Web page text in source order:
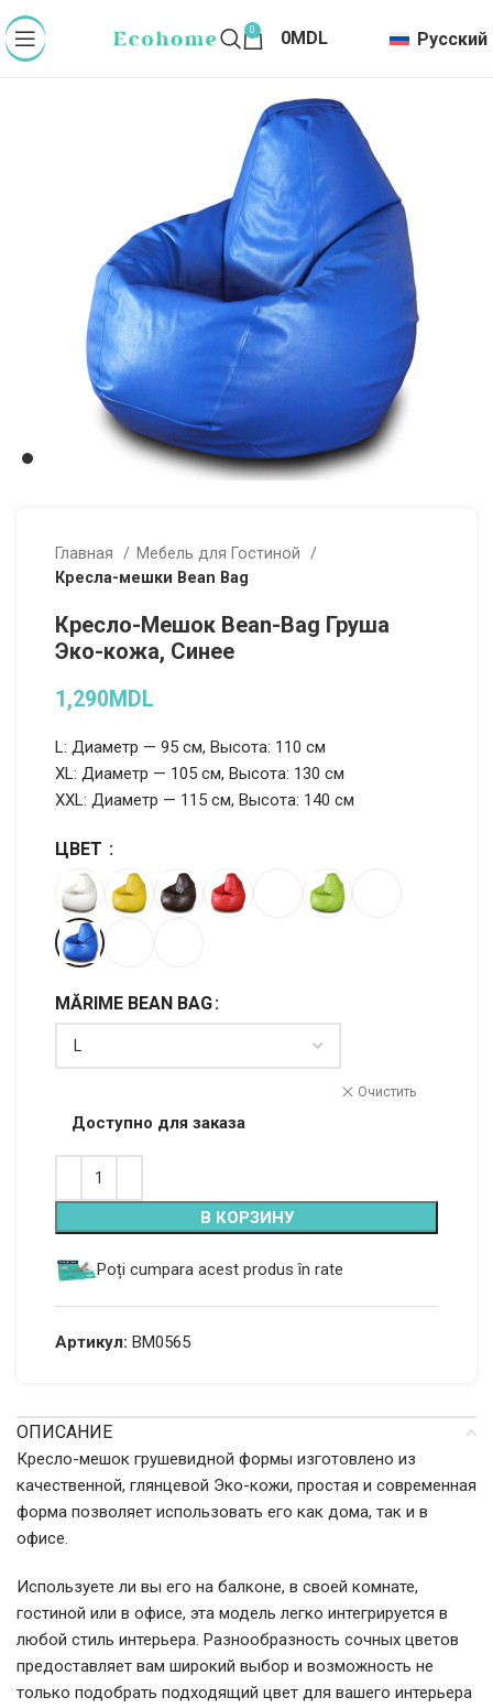
0 0MDL Русский
Главная
Мебель для Гостиной
Кресла-мешки Bean Bag
Кресло-Мешок Bean-Bag Груша
Эко-кожа, Синее
1,290MDL
L: Диаметр — 95 см, Высота: 110 см
XL: Диаметр — 105 см, Высота: 130 см
XXL: Диаметр — 115 см, Высота: 140 см
ЦВЕТ
MĂRIME BEAN BAG
Очистить
Доступно для заказа
В КОРЗИНУ
Alternative:
Poți cumpara acest produs în rate
Артикул: BM0565
ОПИСАНИЕ
Кресло-мешок грушевидной формы изготовлено из
качественной, глянцевой Эко-кожи, простая и современная
форма позволяет использовать его как дома, так и в
офисе.
Используете ли вы его на балконе, в своей комнате,
гостиной или в офисе, эта модель легко интегрируется в
любой стиль интерьера. Разнообразность сочных цветов
предоставляет вам широкий выбор и возможность не
только подобрать подходящий цвет для вашего интерьера